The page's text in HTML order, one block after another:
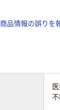
商品情報の誤りを